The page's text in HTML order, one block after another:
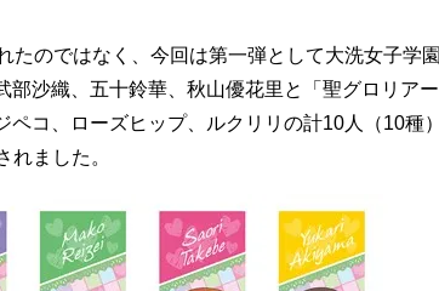
のではなく、今回は第一弾として大洗女子学園
部沙織、五十鈴華、秋山優花里と「聖グロリアー
コ、ローズヒップ、ルクリリの計10人（10種）
ました。